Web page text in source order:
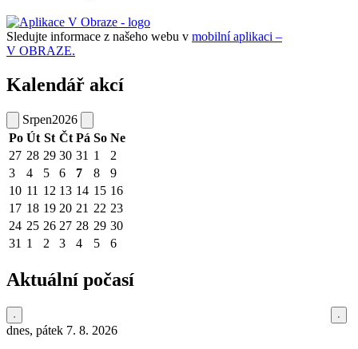
Sledujte informace z našeho webu v mobilní aplikaci –
V OBRAZE.
Kalendář akcí
Srpen2026
Po Út St Čt Pá So Ne
27 28 29 30 31 1
2
3
4 5 6 7 8
9
10 11 12 13 14 15 16
17 18 19 20 21 22 23
24 25 26 27 28 29 30
31 1 2 3 4 5 6
Aktuální počasí
dnes, pátek 7. 8. 2026